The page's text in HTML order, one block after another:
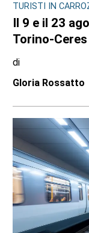
TURISTI IN
Il 9 e il 23
Torino-Ceres
di
Gloria Rossatto